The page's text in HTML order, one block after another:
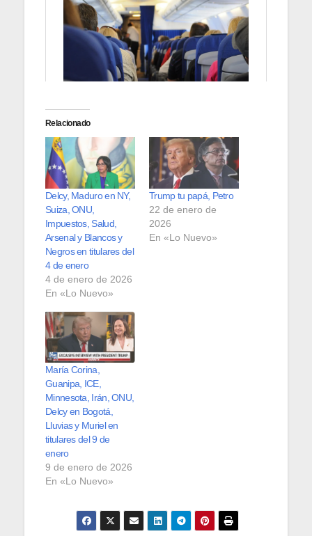
Relacionado
Delcy, Maduro en NY,
Suiza, ONU,
Impuestos, Salud,
Arsenal y Blancos y
Negros en titulares del
4 de enero
4 de enero de 2026
En «Lo Nuevo»
Trump tu papá, Petro
22 de enero de
2026
En «Lo Nuevo»
María Corina,
Guanipa, ICE,
Minnesota, Irán, ONU,
Delcy en Bogotá,
Lluvias y Muriel en
titulares del 9 de
enero
9 de enero de 2026
En «Lo Nuevo»